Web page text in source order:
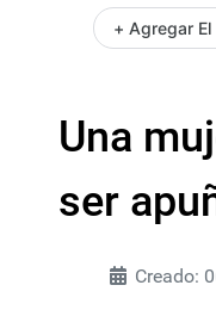
+ Agregar
Una
ser
Creado: